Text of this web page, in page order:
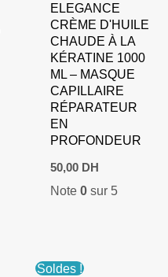
ELEGANCE
CRÈME D'HUILE
CHAUDE À LA
KÉRATINE 1000
ML – MASQUE
CAPILLAIRE
RÉPARATEUR
EN
PROFONDEUR
50,00 DH
Note0 sur 5
Soldes !